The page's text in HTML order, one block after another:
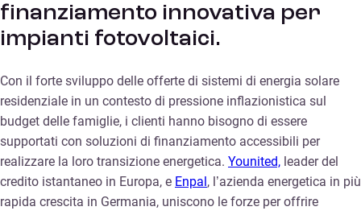
finanziamento innovativa per
impianti fotovoltaici.
Con il forte sviluppo delle offerte di sistemi di energia solare
residenziale in un contesto di pressione inflazionistica sul
budget delle famiglie, i clienti hanno bisogno di essere
supportati con soluzioni di finanziamento accessibili per
realizzare la loro transizione energetica. Younited, leader del
credito istantaneo in Europa, e Enpal , l’azienda energetica in più
rapida crescita in Germania, uniscono le forze per offrire